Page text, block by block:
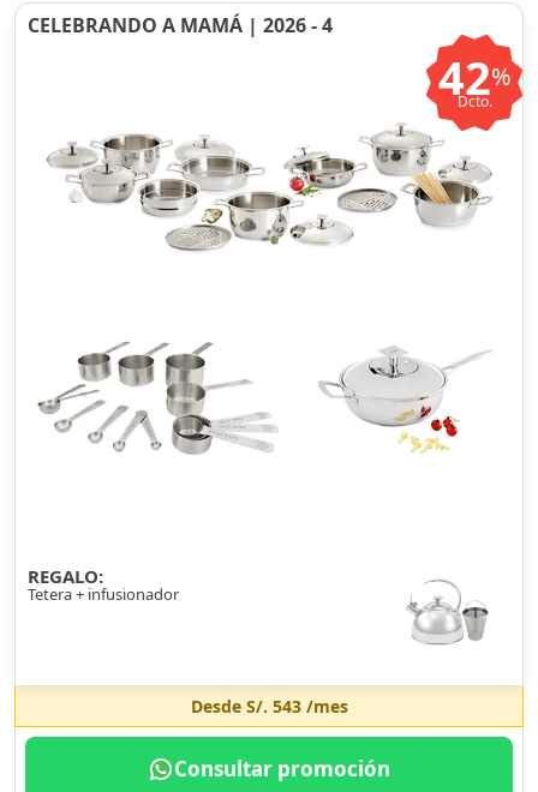
CELEBRANDO A MAMÁ | 2026 - 4
42%
Dcto.
REGALO:
Tetera + infusionador
Desde S/. 543/mes
Consultar promoción